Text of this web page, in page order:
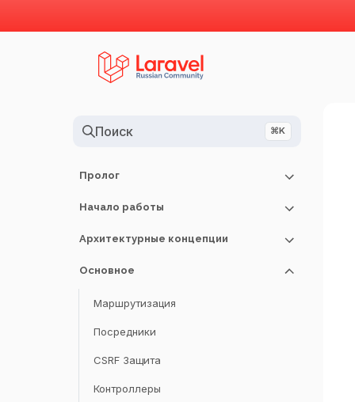
Поиск ⌘K
Пролог
Примечания к релизу
Руководство по обновлению
Начало работы
Установка
Конфигурация
Архитектурные концепции
Жизненный цикл запроса
Сервис-контейнер
Сервис-провайдеры
Фасады
Основное
Маршрутизация
Посредники
CSRF Защита
Контроллеры